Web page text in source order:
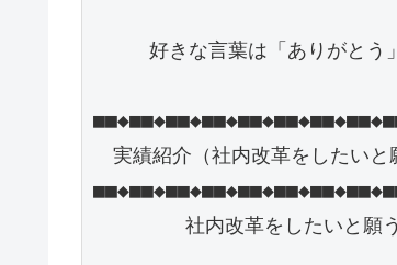
   　好きな言葉は「ありがとう」
実績紹介（社内改革をしたいと
　社内改革をしたいと願